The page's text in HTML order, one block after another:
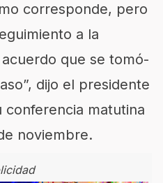
corresponde, pero
a la
que se tomó-
dijo el presidente
conferencia matutina
noviembre.